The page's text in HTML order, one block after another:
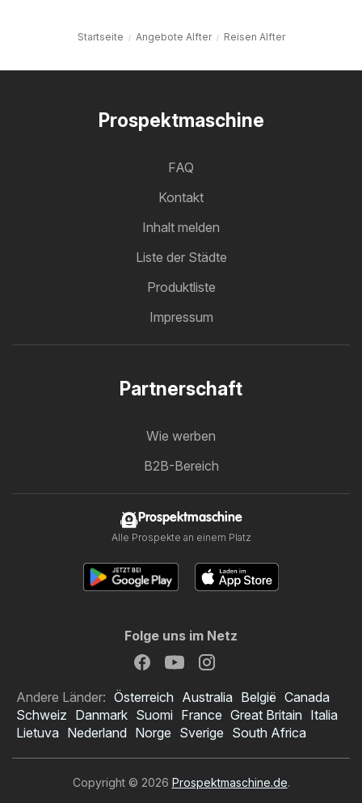
Startseite Angebote Alfter Reisen Alfter
Prospektmaschine
FAQ
Kontakt
Inhalt melden
Liste der Städte
Produktliste
Impressum
Partnerschaft
Wie werben
B2B-Bereich
Prospektmaschine
Alle Prospekte an einem Platz
Folge uns im Netz
Andere Länder: Österreich Australia België Canada
Schweiz Danmark Suomi France Great Britain Italia
Lietuva Nederland Norge Sverige South Africa
Copyright © 2026 Prospektmaschine.de.